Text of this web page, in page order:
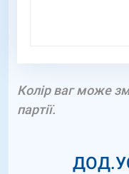
Колір ваг може
партії.